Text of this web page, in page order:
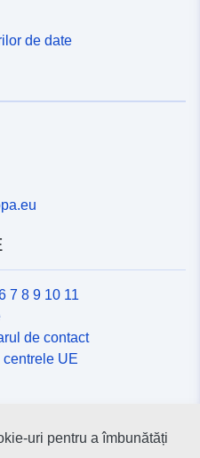
de date
7 8 9 10 11
de contact
centrele UE
uri pentru a îmbunătăți